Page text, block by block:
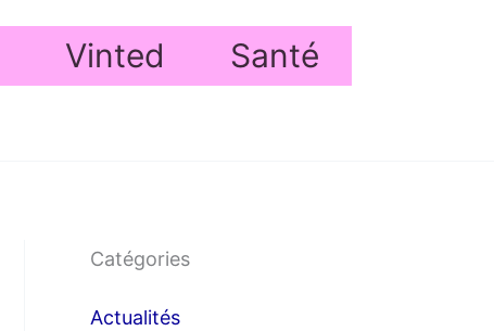
Vinted Santé
Catégories
Actualités